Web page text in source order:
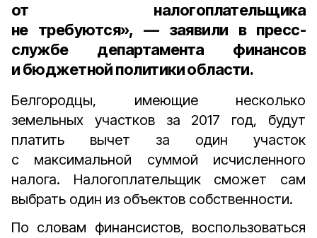
от налогоплательщика
не требуются», — заявили в пресс-
службе департамента финансов
и бюджетной политики области.
Белгородцы, имеющие несколько
земельных участков за 2017 год, будут
платить вычет за один участок
с максимальной суммой исчисленного
налога. Налогоплательщик сможет сам
выбрать один из объектов собственности.
По словам финансистов, воспользоваться